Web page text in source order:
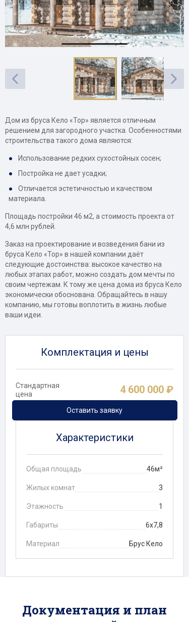
Дом из бруса Кело «Тор» является отличным
решением для загородного участка. Особенностями
строительства такого дома являются:
Использование редких сухостойных сосен;
Постройка не дает усадки;
Отличается эстетичностью и качеством
материала.
Площадь постройки 46 м2, а стоимость проекта от
4,6 млн рублей.
Заказ на проектирование и возведения бани из
бруса Кело «Тор» в нашей компании даёт
следующие достоинства: высокое качество на
любых этапах работ, можно создать дом мечты по
своим чертежам. К тому же цена дома из бруса Кело
экономически обоснована. Обращайтесь в нашу
компанию, мы готовы воплотить в жизнь любые
ваши идеи.
Комплектация и цены
Стандартная
цена
4 600 000 ₽
Оставить заявку
Характеристики
Общая площадь 46м²
Жилых комнат 3
Этажность 1
Габариты 6х7,8
Материал Брус Кело
Документация и план